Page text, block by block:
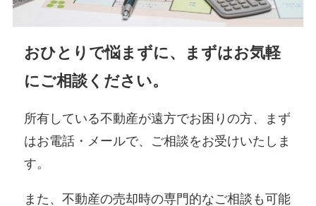
おひとりで悩まずに、まずはお気軽
にご相談ください。
所有している不動産が遠方でお困りの方、まず
はお電話・メールで、ご相談をお受けいたしま
す。
また、不動産の売却時の専門的なご相談も可能